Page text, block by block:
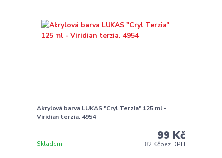
Akrylová barva LUKAS "Cryl Terzia" 125 ml -
Viridian terzia. 4954
99 Kč
82 Kčbez DPH
Skladem